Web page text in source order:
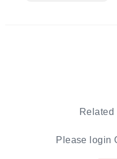
Related
Please login